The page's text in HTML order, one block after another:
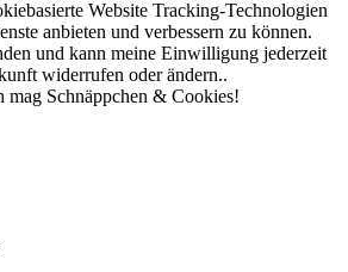
Website Tracking-Technologien
anbieten und verbessern zu können.
und kann meine Einwilligung jederzeit
widerrufen oder ändern..
mag Schnäppchen & Cookies!